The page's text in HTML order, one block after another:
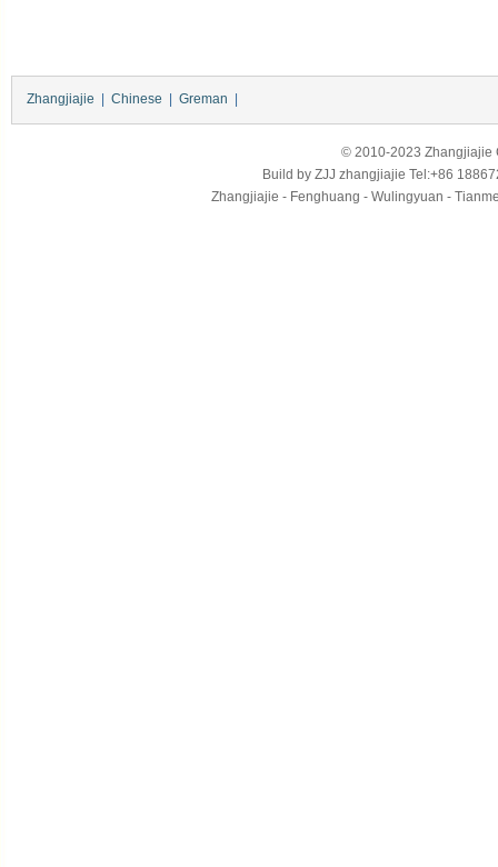
Zhangjiajie Chinese Greman
© 2010-2023 Zhangjiajie
Build by ZJJ zhangjiajie Tel:+86
Zhangjiajie - Fenghuang - Wulingyuan -